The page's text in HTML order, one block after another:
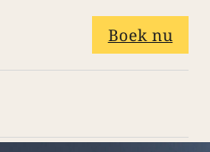
Boek nu